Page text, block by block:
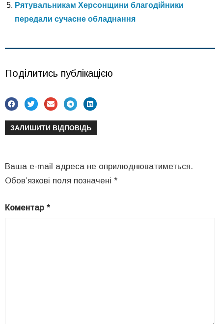
Рятувальникам Херсонщини благодійники
передали сучасне обладнання
Поділитись публікацією
ЗАЛИШИТИ ВІДПОВІДЬ
Ваша e-mail адреса не оприлюднюватиметься.
Обов’язкові поля позначені *
Коментар *